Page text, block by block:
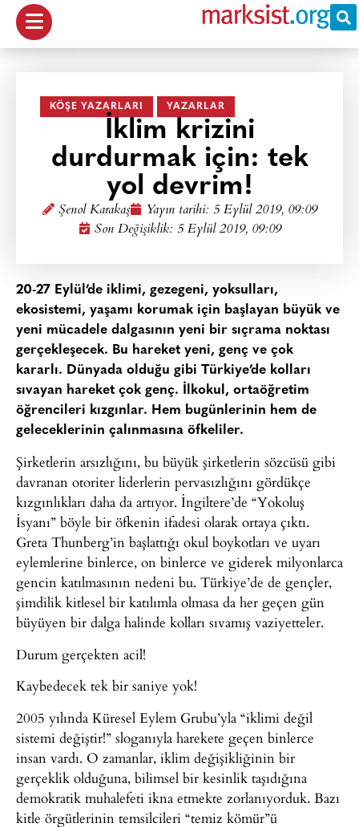
KÖŞE YAZARLARI YAZARLAR
İklim krizini
durdurmak için: tek
yol devrim!
Şenol Karakaş Yayın tarihi: 5 Eylül 2019, 09:09
Son Değişiklik: 5 Eylül 2019, 09:09
20-27 Eylül’de iklimi, gezegeni, yoksulları,
ekosistemi, yaşamı korumak için başlayan büyük ve
yeni mücadele dalgasının yeni bir sıçrama noktası
gerçekleşecek. Bu hareket yeni, genç ve çok
kararlı. Dünyada olduğu gibi Türkiye’de kolları
sıvayan hareket çok genç. İlkokul, ortaöğretim
öğrencileri kızgınlar. Hem bugünlerinin hem de
geleceklerinin çalınmasına öfkeliler.
Şirketlerin arsızlığını, bu büyük şirketlerin sözcüsü gibi
davranan otoriter liderlerin pervasızlığını gördükçe
kızgınlıkları daha da artıyor. İngiltere’de “Yokoluş
İsyanı” böyle bir öfkenin ifadesi olarak ortaya çıktı.
Greta Thunberg’in başlattığı okul boykotları ve uyarı
eylemlerine binlerce, on binlerce ve giderek milyonlarca
gencin katılmasının nedeni bu. Türkiye’de de gençler,
şimdilik kitlesel bir katılımla olmasa da her geçen gün
büyüyen bir dalga halinde kolları sıvamış vaziyetteler.
Durum gerçekten acil!
Kaybedecek tek bir saniye yok!
2005 yılında Küresel Eylem Grubu’yla “iklimi değil
sistemi değiştir!” sloganıyla harekete geçen binlerce
insan vardı. O zamanlar, iklim değişikliğinin bir
gerçeklik olduğuna, bilimsel bir kesinlik taşıdığına
demokratik muhalefeti ikna etmekte zorlanıyorduk. Bazı
kitle örgütlerinin temsilcileri “temiz kömür”ü